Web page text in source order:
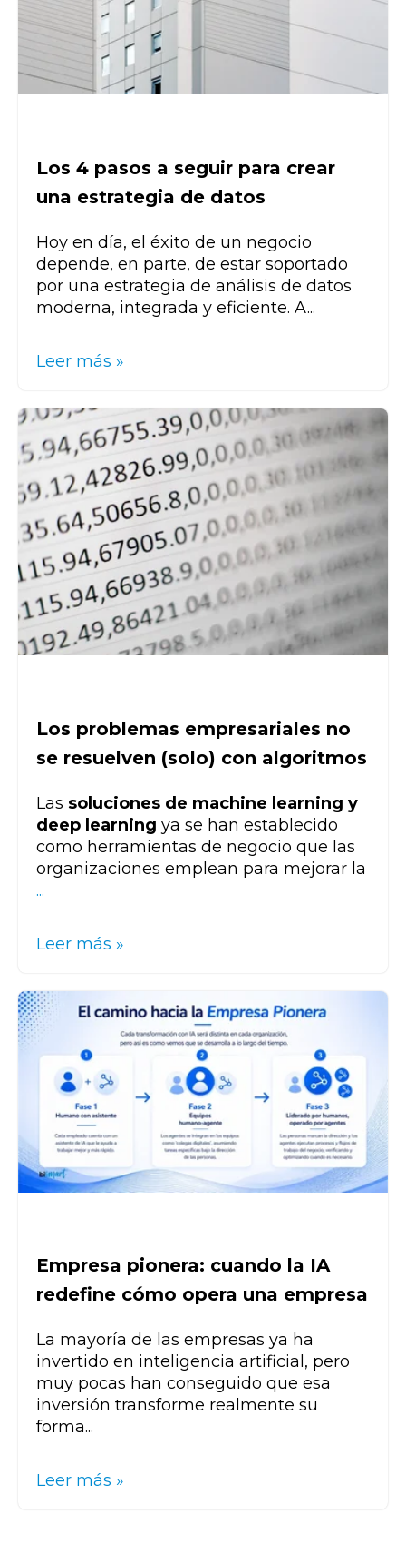
Los 4 pasos a seguir para crear
una estrategia de datos
Hoy en día, el éxito de un negocio
depende, en parte, de estar soportado
por una estrategia de análisis de datos
moderna, integrada y eficiente. A...
Leer más »
Los problemas empresariales no
se resuelven (solo) con algoritmos
Las soluciones de machine learning y
deep learning ya se han establecido
como herramientas de negocio que las
organizaciones emplean para mejorar la
...
Leer más »
Empresa pionera: cuando la IA
redefine cómo opera una empresa
La mayoría de las empresas ya ha
invertido en inteligencia artificial, pero
muy pocas han conseguido que esa
inversión transforme realmente su
forma...
Leer más »